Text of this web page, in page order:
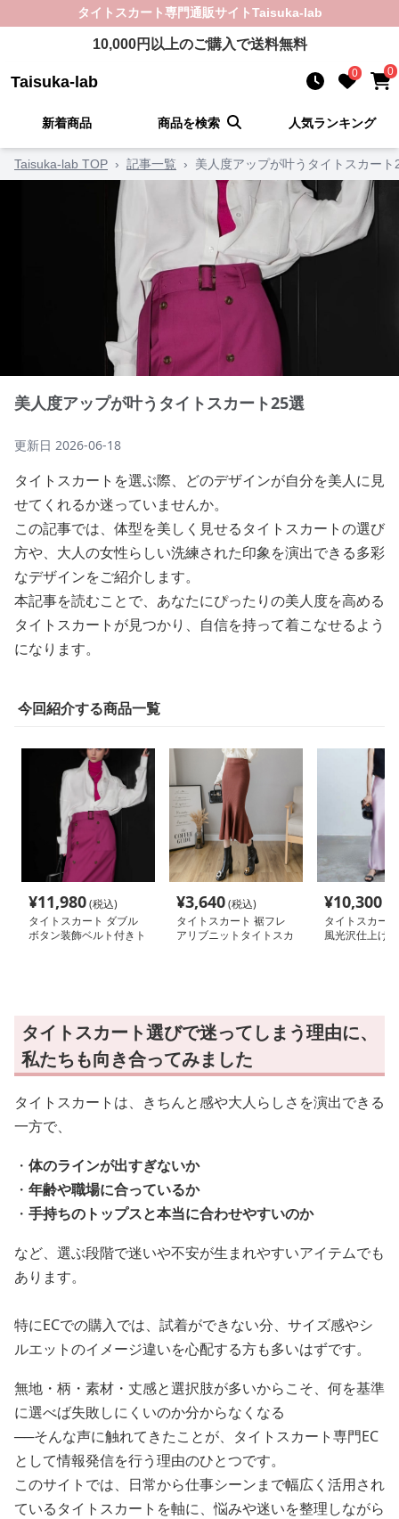
タイトスカート専門通販サイトTaisuka-lab
10,000円以上のご購入で送料無料
Taisuka-lab 0 0
新着商品 商品を検索 人気ランキング
Taisuka-lab TOP › 記事一覧 › 美人度アップが叶うタイトスカート
美人度アップが叶うタイトスカート25選
更新日 2026-06-18
タイトスカートを選ぶ際、どのデザインが自分を美人に見
せてくれるか迷っていませんか。
この記事では、体型を美しく見せるタイトスカートの選び
方や、大人の女性らしい洗練された印象を演出できる多彩
なデザインをご紹介します。
本記事を読むことで、あなたにぴったりの美人度を高める
タイトスカートが見つかり、自信を持って着こなせるよう
になります。
今回紹介する商品一覧
¥11,980(税込)
タイトスカート ダブル
ボタン装飾ベルト付きト
¥3,640(税込)
タイトスカート 裾フレ
アリブニットタイトスカ
¥10,300
タイトスカー
風光沢仕上げ
タイトスカート選びで迷ってしまう理由に、
私たちも向き合ってみました
タイトスカートは、きちんと感や大人らしさを演出できる
一方で、
・ 体のラインが出すぎないか
・ 年齢や職場に合っているか
・ 手持ちのトップスと本当に合わせやすいのか
など、選ぶ段階で迷いや不安が生まれやすいアイテムでも
あります。
特にECでの購入では、試着ができない分、サイズ感やシ
ルエットのイメージ違いを心配する方も多いはずです。
無地・柄・素材・丈感と選択肢が多いからこそ、何を基準
に選べば失敗しにくいのか分からなくなる
──そんな声に触れてきたことが、タイトスカート専門EC
として情報発信を行う理由のひとつです。
このサイトでは、日常から仕事シーンまで幅広く活用され
ているタイトスカートを軸に、悩みや迷いを整理しながら